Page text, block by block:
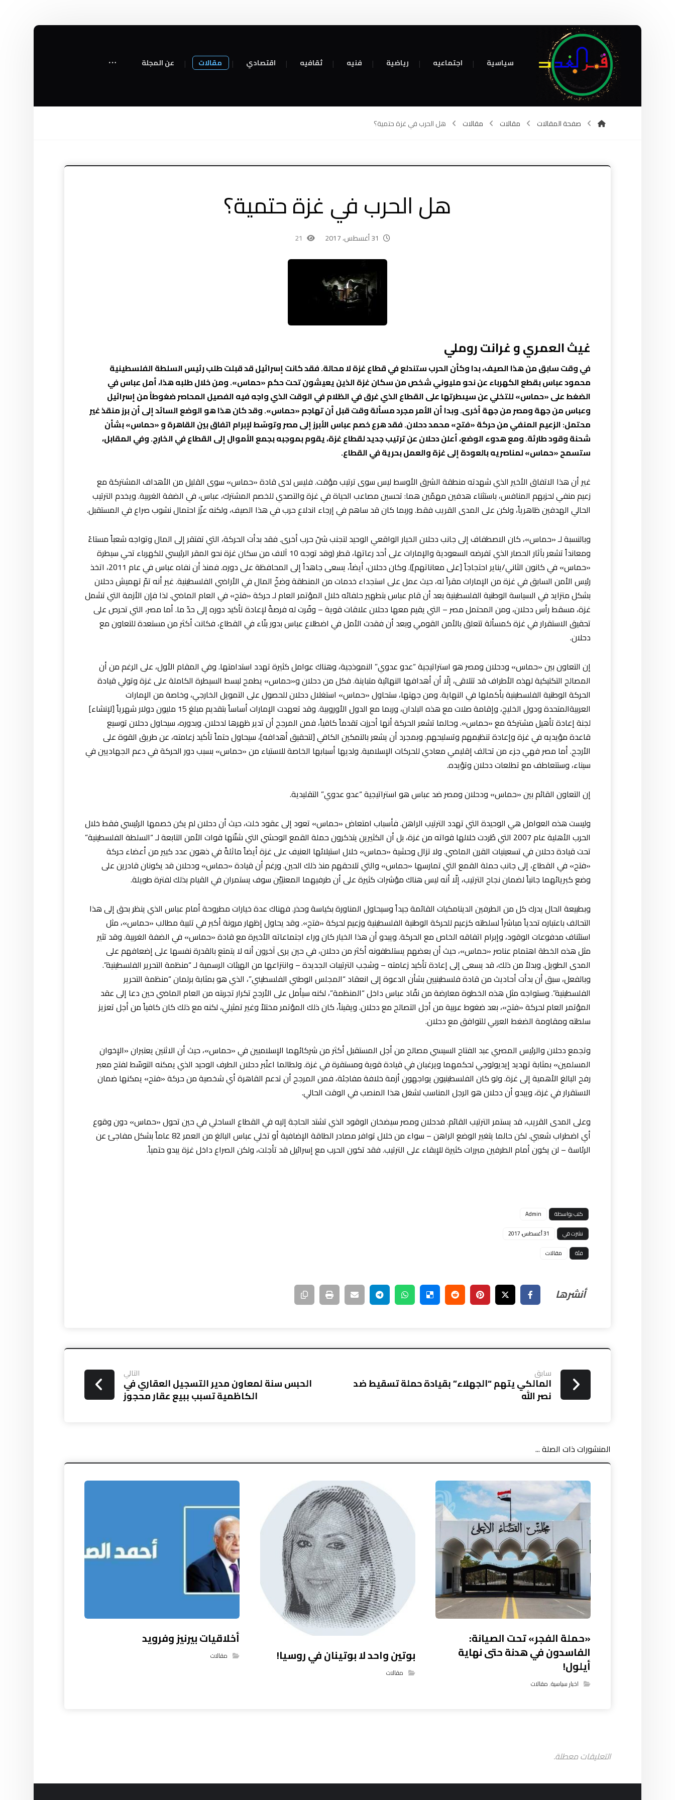
سياسية اجتماعيه رياضية فنيه ثقافيه اقتصادي مقالات عن المجلة
صفحة المقالات مقالات مقالات هل الحرب في غزة حتمية؟
هل الحرب في غزة حتمية؟
31 أغسطس، 2017 21
غيث العمري و غرانت روملي
في وقت سابق من هذا الصيف، بدا وكأن الحرب ستندلع في قطاع غزة لا محالة. فقد كانت إسرائيل قد قبلت طلب رئيس السلطة الفلسطينية
محمود عباس بقطع الكهرباء عن نحو مليوني شخص من سكان غزة الذين يعيشون تحت حكم «حماس». ومن خلال طلبه هذا، أمل عباس في
الضغط على «حماس» للتخلي عن سيىطرتها على القطاع الذي غرق في الظلام في الوقت الذي واجه فيه الفصيل المحاصر ضغوطاً منإسرائيل
وعباس من جهة ومصر من جهة أخرى. وبدا أن الأمر مجرد مسألة وقت قبل أن تهاجم «حماس». وقد كان هذا هو الوضع السائد إلى أن برز منقذ غير
محتمل: الزعيم المنفي من حركة «فتح» محمد دحلان. فقد هرع خصم عباس الأبرز إلى مصر وتوسّط لإبرام اتفاق بين القاهرة و «حماس» بشأن
شحنة وقود طارئة. ومع هدوء الوضع، أعلن دحلان عن ترتيب جديد لقطاع غزة، يقوم بموجبه بجمع الأموال إلى القطاع في الخارج. وفي المقابل،
ستسمح «حماس» لمناصريه بالعودة إلى غزة والعمل بحرية في القطاع.
غير أن هذا الاتفاق الأخير الذي شهدته منطقة الشرق الأوسط ليس سوى ترتيب مؤقت. فليس لدى قادة «حماس» سوى القليل من الأهداف المشتركة مع
زعيم منفي لحزبهم المنافس، باستثناء هدفين مهمّين هما: تحسين مصاعب الحياة في غزة والتصدي للخصم المشترك، عباس، في الضفة الغربية. ويخدم الترتيب
الحالي الهدفين ظاهرياً، ولكن على المدى القريب فقط. وربما كان قد ساهم في إرجاء اندلاع حرب في هذا الصيف، ولكنه عزّز احتمال نشوب صراع في المستقبل.
وبالنسبة لـ «حماس»، كان الاصطفاف إلى جانب دحلان الخيار الواقعي الوحيد لتجنب شنّ حرب أخرى. فقد بدأت الحركة، التي تفتقر إلى المال وتواجه شعباً مستاءً
ومعانداً تشعر بآثار الحصار الذي تفرضه السعودية والإمارات على أحد رعاتها، قطر (وقد توجه 10 آلاف من سكان غزة نحو المقر الرئيسي للكهرباء تحي سيطرة
«حماس» في كانون الثاني/يناير احتجاجاً [على معاناتهم]). وكان دحلان، أيضاً، يسعى جاهداً إلى المحافظة على دوره. فمنذ أن نفاه عباس في عام 2011، اتخذ
رئيس الأمن السابق في غزة من الإمارات مقراً له، حيث عمل على استجداء خدمات من المنطقة وضخّ المال في الأراضي الفلسطينية. غير أنه تمّ تهميش دحلان
بشكل متزايد في السياسة الوطنية الفلسطينية بعد أن قام عباس بتطهير حلفائه خلال المؤتمر العام لـ حركة «فتح» في العام الماضي. لذا فإن الأزمة التي تشمل
غزة، مسقط رأس دحلان، ومن المحتمل مصر – التي يقيم معها دحلان علاقات قوية – وفّرت له فرصةً لإعادة تأكيد دوره إلى حدّ ما. أما مصر، التي تحرص على
تحقيق الاستقرار في غزة كمسألة تتعلق بالأمن القومي وبعد أن فقدت الأمل في اضطلاع عباس بدور بنّاء في القطاع، فكانت أكثر من مستعدة للتعاون مع
دحلان.
إن التعاون بين «حماس» ودحلان ومصر هو استراتيجية “عدو عدوي” النموذجية، وهناك عوامل كثيرة تهدد استدامتها. وفي المقام الأول، على الرغم من أن
المصالح التكتيكية لهذه الأطراف قد تتلاقى، إلّا أن أهدافها النهائية متباينة. فكل من دحلان و«حماس» يطمح لبسط السيطرة الكاملة على غزة وتولي قيادة
الحركة الوطنية الفلسطينية بأكملها في النهاية. ومن جهتها، ستحاول «حماس» استغلال دحلان للحصول على التمويل الخارجي، وخاصة من الإمارات
العربيةالمتحدة ودول الخليج، وإقامة صلات مع هذه البلدان، وربما مع الدول الأوروبية. وقد تعهدت الإمارات أساساً بتقديم مبلغ 15 مليون دولار شهرياً [لإنشاء]
لجنة إعادة تأهيل مشتركة مع «حماس». وحالما تشعر الحركة أنها أحرزت تقدماً كافياً، فمن المرجح أن تدير ظهرها لدحلان. وبدوره، سيحاول دحلان توسيع
قاعدة مؤيديه في غزة وإعادة تنظيمهم وتسليحهم. وبمجرد أن يشعر بالتمكين الكافي [لتحقيق أهدافه]، سيحاول حتماً تأكيد زعامته، عن طريق القوة على
الأرجح. أما مصر فهي جزء من تحالف إقليمي معادي للحركات الإسلامية. ولديها أسبابها الخاصة للاستياء من «حماس» بسبب دور الحركة في دعم الجهاديين في
سيناء، وستتعاطف مع تطلعات دحلان وتؤيده.
إن التعاون القائم بين «حماس» ودحلان ومصر ضد عباس هو استراتيجية “عدو عدوي” التقليدية.
وليست هذه العوامل هي الوحيدة التي تهدد الترتيب الراهن. فأسباب امتعاض «حماس» تعود إلى عقود خلت، حيث أن دحلان لم يكن خصمها الرئيسي فقط خلال
الحرب الأهلية عام 2007 التي طُردت خلالها قواته من غزة، بل أن الكثيرين يتذكرون حملة القمع الوحشي التي شنّتها قوات الأمن التابعة لـ “السلطة الفلسطينية”
تحت قيادة دحلان في تسعينيات القرن الماضي. ولا تزال وحشية «حماس» خلال استيلائها العنيف على غزة أيضاً ماثلةً في ذهون عدد كبير من أعضاء حركة
«فتح» في القطاع، إلى جانب حملة القمع التي تمارسها «حماس» والتي تلاحقهم منذ ذلك الحين. ورغم أن قيادة «حماس» ودحلان قد يكونان قادرين على
وضع كبريائهما جانباً لضمان نجاح الترتيب، إلّا أنه ليس هناك مؤشرات كثيرة على أن طرفيهما المعنيَيْن سوف يستمران في القيام بذلك لفترة طويلة.
وبطبيعة الحال يدرك كل من الطرفين الدينامكيات القائمة جيداً وسيحاول المناورة بكياسة وحذر. فهناك عدة خيارات مطروحة أمام عباس الذي ينظر بحق إلى هذا
التحالف باعتباره تحدياً مباشراً لسلطته كزعيم للحركة الوطنية الفلسطينية وزعيم لحركة «فتح». وقد يحاول إظهار مرونة أكبر في تلبية مطالب «حماس»، مثل
استئناف مدفوعات الوقود، وإبرام اتفاقه الخاص مع الحركة. ويبدو أن هذا الخيار كان وراء اجتماعاته الأخيرة مع قادة «حماس» في الضفة الغربية. وقد تثير
مثل هذه الخطة اهتمام عناصر «حماس»، حيث أن بعضهم يستلطفونه أكثر من دحلان، في حين يرى آخرون أنه لا يتمتع بالقدرة نفسها على إضعافهم على
المدى الطويل. وبدلاً من ذلك، قد يسعى إلى إعادة تأكيد زعامته – وشجب الترتيبات الجديدة – وانتزاعها من الهيئات الرسمية لـ “منظمة التحرير الفلسطينية”.
وبالفعل، سبق أن بدأت أحاديث من قادة فلسطينيين بشأن الدعوة إلى انعقاد “المجلس الوطني الفلسطيني”، الذي هو بمثابة برلمان “منظمة التحرير
الفلسطينية”. وستواجه مثل هذه الخطوة معارضة من نقّاد عباس داخل “المنظمة”، لكنه سيأمل على الأرجح تكرار تجربته من العام الماضي حين دعا إلى عقد
المؤتمر العام لحركة «فتح»، بعد ضغوط عربية من أجل التصالح مع دحلان. ويقيناً، كان ذلك المؤتمر مختلاً وغير تمثيلي، لكنه مع ذلك كان كافياً من أجل تعزيز
سلطته ومقاومة الضغط العربي للتوافق مع دحلان.
وتجمع دحلان والرئيس المصري عبد الفتاح السيسي مصالح من أجل المستقبل أكثر من شركائهما الإسلاميين في «حماس»، حيث أن الاثنين يعتبران «الإخوان
المسلمين» بمثابة تهديد إيديولوجي لحكمهما ويرغبان في قيادة قوية ومستقرة في غزة. ولطالما اعتُبر دحلان الطرف الوحيد الذي يمكنه التوسّط لفتح معبر
رفح البالغ الأهمية إلى غزة. ولو كان الفلسطينيون يواجهون أزمة خلافة مفاجئة، فمن المرجح أن تدعم القاهرة أي شخصية من حركة «فتح» يمكنها ضمان
الاستقرار في غزة، ويبدو أن دحلان هو الرجل المناسب لشغل هذا المنصب في الوقت الحالي.
وعلى المدى القريب، قد يستمر الترتيب القائم. فدحلان ومصر سيضخان الوقود الذي تشتد الحاجة إليه في القطاع الساحلي في حين تحول «حماس» دون وقوع
أي اضطراب شعبي. لكن حالما يتغير الوضع الراهن – سواء من خلال توافر مصادر الطاقة الإضافية أو تخلي عباس البالغ من العمر 82 عاماً بشكل مفاجئ عن
الرئاسة – لن يكون أمام الطرفين مبررات كثيرة للإبقاء على الترتيب. فقد تكون الحرب مع إسرائيل قد تأجلت، ولكن الصراع داخل غزة يبدو حتمياً.
كتب بواسطة
Admin
نشرت في
31 أغسطس، 2017
فئة
مقالات
سابق
المالكي يتهم “الجهلاء” بقيادة حملة تسقيط ضد
نصر الله
التالي
الحبس سنة لمعاون مدير التسجيل العقاري في
الكاظمية تسبب ببيع عقار محجوز
المنشورات ذات الصلة ...
«حملة الفجر» تحت الصيانة:
الفاسدون في هدنة حتى نهاية
أيلول!
اخبار سياسية,مقالات
بوتين واحد لا بوتينان في روسيا!
مقالات
أخلاقيات بيرنيز وفرويد
مقالات
التعليقات معطلة.